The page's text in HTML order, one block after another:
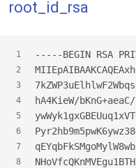
root_id_rsa
1
2
3
4
5
6
7
8
-----BEGIN RSA
hA4KieW/